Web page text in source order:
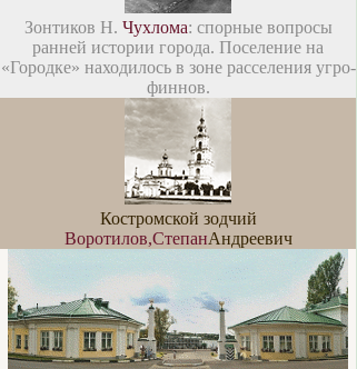
Зонтиков Н. Чухлома: спорные вопросы
ранней истории города. Поселение на
«Городке» находилось в зоне расселения угро-
финнов.
Костромской зодчий
Воротилов,СтепанАндреевич